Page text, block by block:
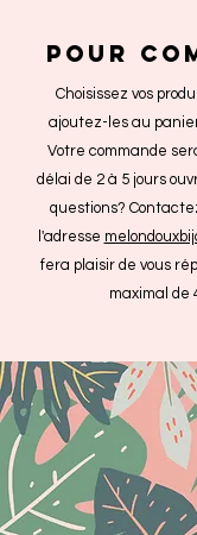
POUR
Choisissez vos
ajoutez-les au
Votre commande
délai de 2 à 5 jours
questions?
l'adresse
fera plaisir de vous
maximal de